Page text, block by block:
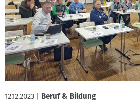
Verband & Innungen
Interviews
Innung
12.12.2023 Beruf & Bildung